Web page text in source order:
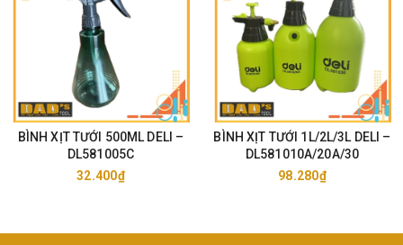
BÌNH XỊT TƯỚI 500ML DELI –
DL581005C
32.400₫
BÌNH XỊT TƯỚI 1L/2L/3L DELI –
DL581010A/20A/30
98.280₫